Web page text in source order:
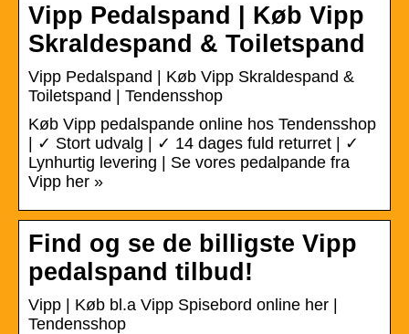
Vipp Pedalspand | Køb Vipp
Skraldespand & Toiletspand
Vipp Pedalspand | Køb Vipp Skraldespand &
Toiletspand | Tendensshop
Køb Vipp pedalspande online hos Tendensshop
| ✓ Stort udvalg | ✓ 14 dages fuld returret | ✓
Lynhurtig levering | Se vores pedalpande fra
Vipp her »
Find og se de billigste Vipp
pedalspand tilbud!
Vipp | Køb bl.a Vipp Spisebord online her |
Tendensshop